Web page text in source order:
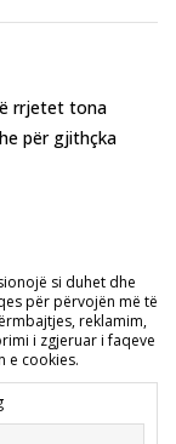
rrjetet tona
për gjithçka
si duhet dhe
për përvojën më të
reklamim,
i zgjeruar i faqeve
e cookies.